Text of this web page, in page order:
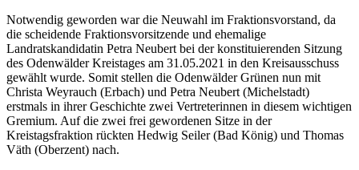
Notwendig geworden war die Neuwahl im Fraktionsvorstand, da
die scheidende Fraktionsvorsitzende und ehemalige
Landratskandidatin Petra Neubert bei der konstituierenden Sitzung
des Odenwälder Kreistages am 31.05.2021 in den Kreisausschuss
gewählt wurde. Somit stellen die Odenwälder Grünen nun mit
Christa Weyrauch (Erbach) und Petra Neubert (Michelstadt)
erstmals in ihrer Geschichte zwei Vertreterinnen in diesem wichtigen
Gremium. Auf die zwei frei gewordenen Sitze in der
Kreistagsfraktion rückten Hedwig Seiler (Bad König) und Thomas
Väth (Oberzent) nach.